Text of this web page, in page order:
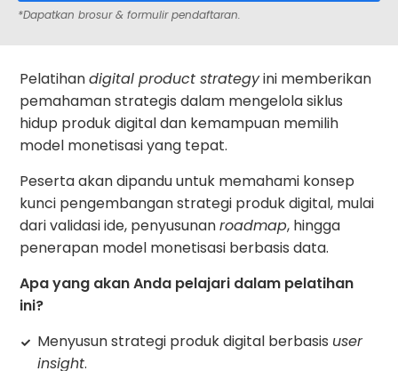
*Dapatkan brosur & formulir pendaftaran.
Pelatihandigital product strategyini memberikan
pemahaman strategis dalam mengelola siklus
hidup produk digital dan kemampuan memilih
model monetisasi yang tepat.
Peserta akan dipandu untuk memahami konsep
kunci pengembangan strategi produk digital, mulai
dari validasi ide, penyusunanroadmap, hingga
penerapan model monetisasi berbasis data.
Apa yang akan Anda pelajari dalam pelatihan
ini?
Menyusun strategi produk digital berbasis user
insight.